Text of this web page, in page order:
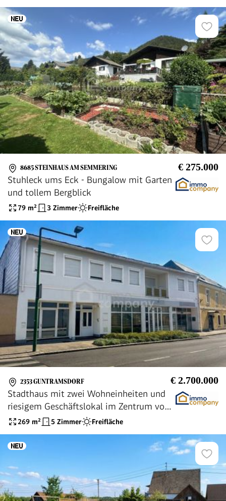
8685 STEINHAUS AM SEMMERING € 275.000
Stuhleck ums Eck - Bungalow mit Garten
und tollem Bergblick
79 m² 3 Zimmer Freifläche
2353 GUNTRAMSDORF € 2.700.000
Stadthaus mit zwei Wohneinheiten und
riesigem Geschäftslokal im Zentrum von
Guntramsdorf
269 m² 5 Zimmer Freifläche